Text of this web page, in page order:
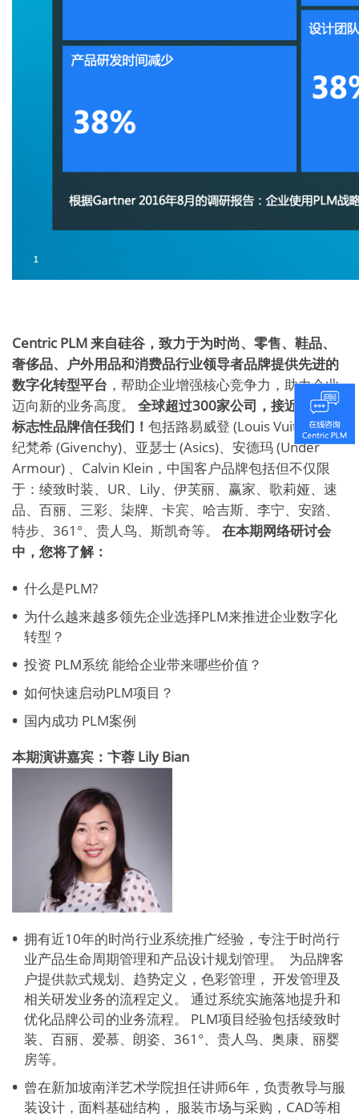
Centric PLM 来自硅谷，致力于为时尚、零售、鞋品、
奢侈品、户外用品和消费品行业领导者品牌提供先进的
数字化转型平台 ，帮助企业增强核心竞争力，助力企业
迈向新的业务高度。 全球超过300家公司，接近1000个
标志性品牌信任我们！ 包括路易威登 (Louis Vuitton)、
纪梵希 (Givenchy)、亚瑟士 (Asics)、安德玛 (Under
Armour) 、Calvin Klein，中国客户品牌包括但不仅限
于：绫致时装、UR、Lily、伊芙丽、赢家、歌莉娅、速
品、百丽、三彩、柒牌、卡宾、哈吉斯、李宁、安踏、
特步、361°、贵人鸟、斯凯奇等。 在本期网络研讨会
中，您将了解：
什么是PLM?
为什么越来越多领先企业选择PLM来推进企业数字化
转型？
投资 PLM系统 能给企业带来哪些价值？
如何快速启动PLM项目？
国内成功 PLM案例
本期演讲嘉宾：卞蓉 Lily Bian
拥有近10年的时尚行业系统推广经验，专注于时尚行
业产品生命周期管理和产品设计规划管理。 为品牌客
户提供款式规划、趋势定义，色彩管理， 开发管理及
相关研发业务的流程定义。 通过系统实施落地提升和
优化品牌公司的业务流程。 PLM项目经验包括绫致时
装、百丽、爱慕、朗姿、361°、贵人鸟、奥康、丽婴
房等。
曾在新加坡南洋艺术学院担任讲师6年，负责教导与服
装设计，面料基础结构， 服装市场与采购，CAD等相